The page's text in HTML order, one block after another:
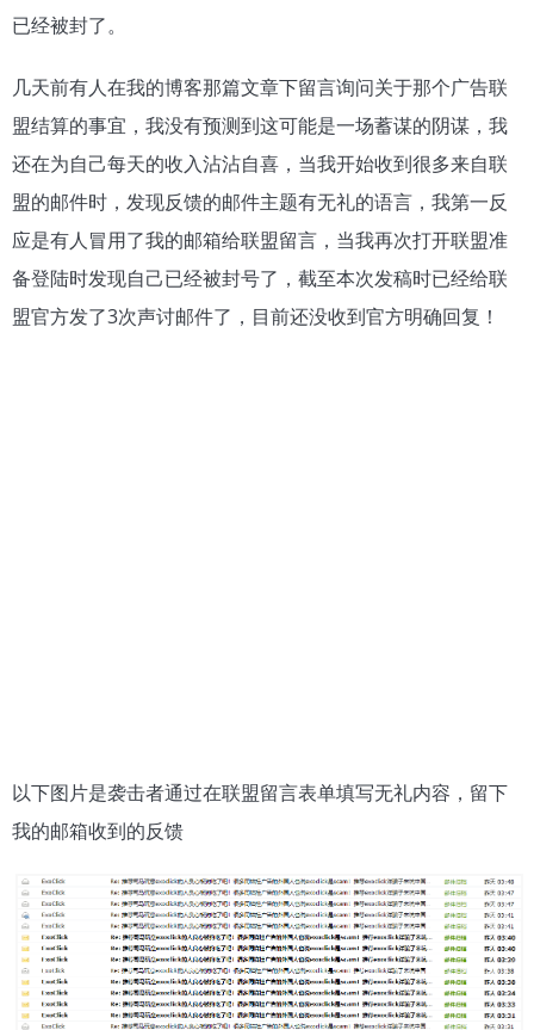
已经被封了。
几天前有人在我的博客那篇文章下留言询问关于那个广告联
盟结算的事宜，我没有预测到这可能是一场蓄谋的阴谋，我
还在为自己每天的收入沾沾自喜，当我开始收到很多来自联
盟的邮件时，发现反馈的邮件主题有无礼的语言，我第一反
应是有人冒用了我的邮箱给联盟留言，当我再次打开联盟准
备登陆时发现自己已经被封号了，截至本次发稿时已经给联
盟官方发了3次声讨邮件了，目前还没收到官方明确回复！
以下图片是袭击者通过在联盟留言表单填写无礼内容，留下
我的邮箱收到的反馈